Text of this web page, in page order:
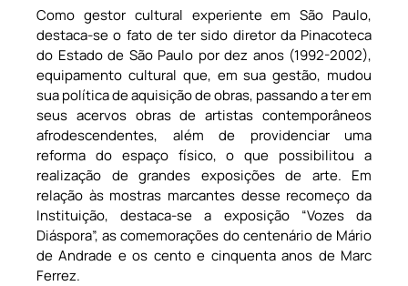
Como gestor cultural experiente em São Paulo,
destaca-se o fato de ter sido diretor da Pinacoteca
do Estado de São Paulo por dez anos (1992-2002),
equipamento cultural que, em sua gestão, mudou
sua política de aquisição de obras, passando a ter em
seus acervos obras de artistas contemporâneos
afrodescendentes, além de providenciar uma
reforma do espaço físico, o que possibilitou a
realização de grandes exposições de arte. Em
relação às mostras marcantes desse recomeço da
Instituição, destaca-se a exposição “Vozes da
Diáspora”, as comemorações do centenário de Mário
de Andrade e os cento e cinquenta anos de Marc
Ferrez.